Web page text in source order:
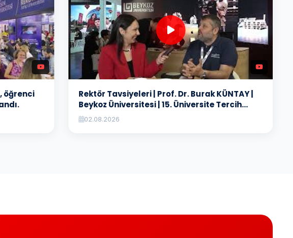
öğrenci
Rektör Tavsiyeleri | Prof. Dr. Burak KÜNTAY |
Beykoz Üniversitesi | 15. Üniversite Tercih
Fuarı
02.08.2026